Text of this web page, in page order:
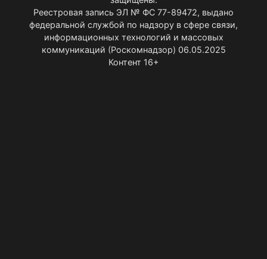
Реестровая запись ЭЛ № ФС 77-89472, выдано
федеральной службой по надзору в сфере связи,
информационных технологий и массовых
коммуникаций (Роскомнадзор) 06.05.2025
Контент 16+